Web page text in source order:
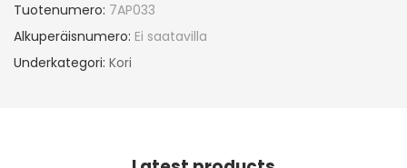
Tuotenumero: 7AP033
Alkuperäisnumero: Ei saatavilla
Underkategori: Kori